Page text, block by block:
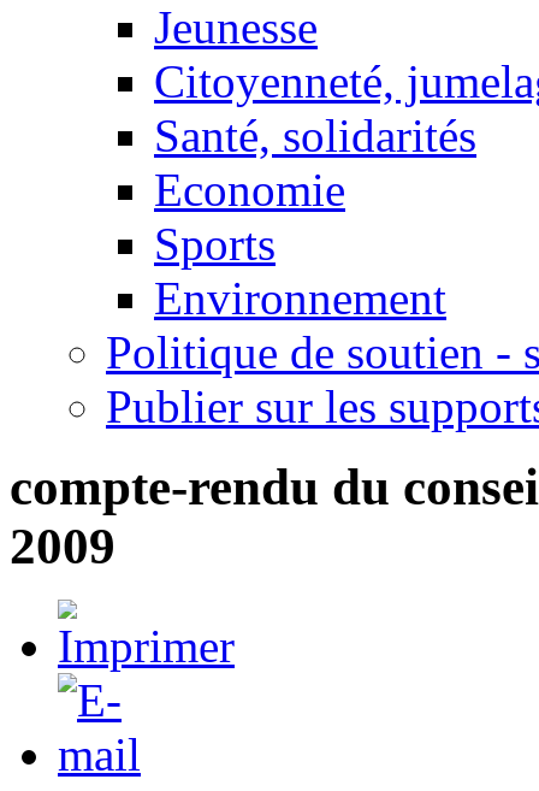
Jeunesse
Citoyenneté,
Santé, solidarités
Economie
Sports
Environnement
Politique de soutien -
Publier sur les
compte-rendu du
2009